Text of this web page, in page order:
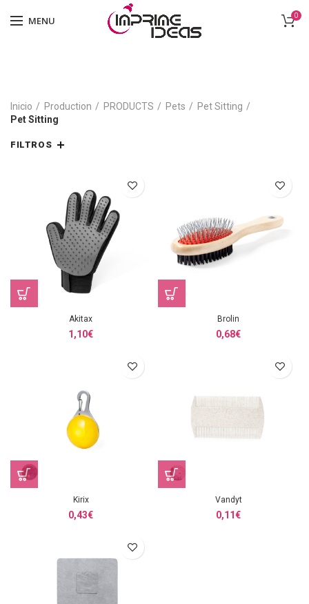
MENU 0
Inicio Production PRODUCTS Pets
Pet Sitting
Pet Sitting
FILTROS
Akitax
1,10€
Brolin
0,68€
Kirix
0,43€
Vandyt
0,11€